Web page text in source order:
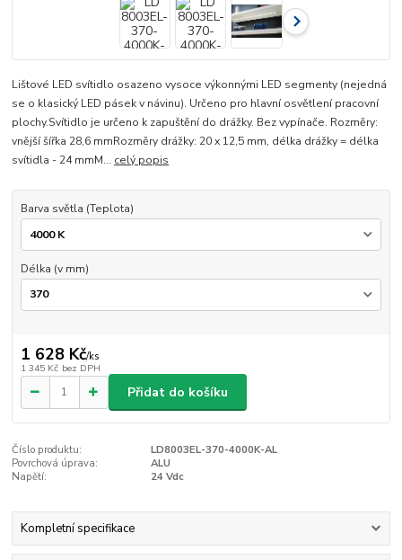
Lištové LED svítidlo osazeno vysoce výkonnými LED segmenty (nejedná
se o klasický LED pásek v návinu). Určeno pro hlavní osvětlení pracovní
plochy.Svítidlo je určeno k zapuštění do drážky. Bez vypínače. Rozměry:
vnější šířka 28,6 mmRozměry drážky: 20 x 12,5 mm, délka drážky = délka
svítidla - 24 mmM... celý popis
Barva světla (Teplota)
Délka (v mm)
1 628 Kč/ks
1 345 Kč bez DPH
Přidat do košíku
Číslo produktu:
LD8003EL-370-4000K-AL
Povrchová úprava:
ALU
Napětí:
24 Vdc
Kompletní specifikace